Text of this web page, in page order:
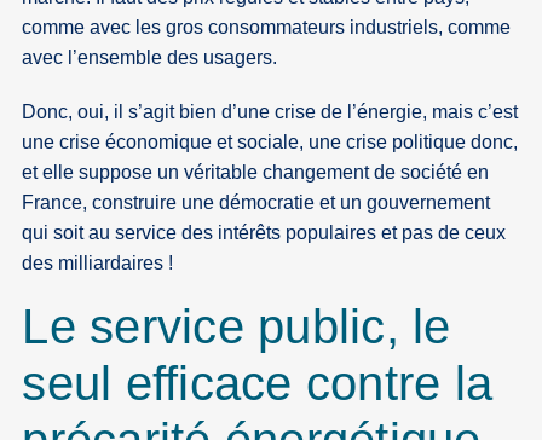
comme avec les gros consommateurs industriels, comme
avec l’ensemble des usagers.
Donc, oui, il s’agit bien d’une crise de l’énergie, mais c’est
une crise économique et sociale, une crise politique donc,
et elle suppose un véritable changement de société en
France, construire une démocratie et un gouvernement
qui soit au service des intérêts populaires et pas de ceux
des milliardaires !
Le service public, le
seul efficace contre la